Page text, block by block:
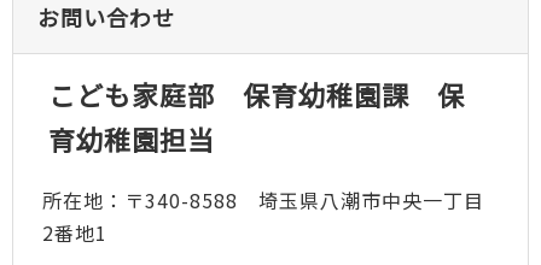
お問い合わせ
こども家庭部 保育幼稚園課 保
育幼稚園担当
所在地：〒340-8588 埼玉県八潮市中央一丁目
2番地1